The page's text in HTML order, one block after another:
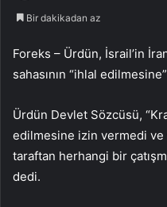
Bir dakikadan az
Foreks – Ürdün, İsrail’in
sahasının “ihlal
Ürdün Devlet Sözcüsü,
edilmesine izin vermedi
taraftan herhangi bir
dedi.